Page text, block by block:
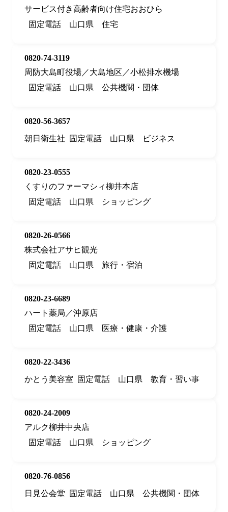
サービス付き高齢者向け住宅おおひら
固定電話
山口県 住宅
0820-74-3119
周防大島町役場／大島地区／小松排水機場
固定電話
山口県 公共機関・団体
0820-56-3657
朝日衛生社
固定電話 山口県 ビジネス
0820-23-0555
くすりのファーマシィ柳井本店
固定電話
山口県 ショッピング
0820-26-0566
株式会社アサヒ観光
固定電話
山口県 旅行・宿泊
0820-23-6689
ハート薬局／沖原店
固定電話
山口県 医療・健康・介護
0820-22-3436
かとう美容室
固定電話 山口県 教育・習い事
0820-24-2009
アルク柳井中央店
固定電話
山口県 ショッピング
0820-76-0856
日見公会堂
固定電話 山口県 公共機関・団体